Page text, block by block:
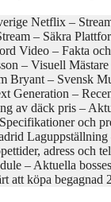
Netflix –
– Säkra
Video – Fakta
– Visuell
Bryant – Svensk
Generation –
av däck pris –
och
adress och
– Aktuella
att köpa begagnad